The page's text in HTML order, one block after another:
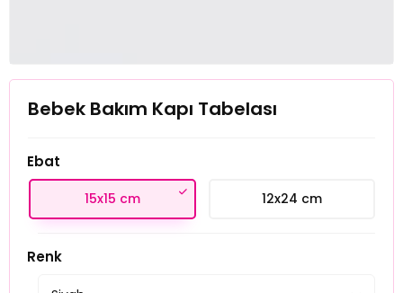
Bebek Bakım Kapı Tabelası
Ebat
15x15 cm 12x24 cm
Renk